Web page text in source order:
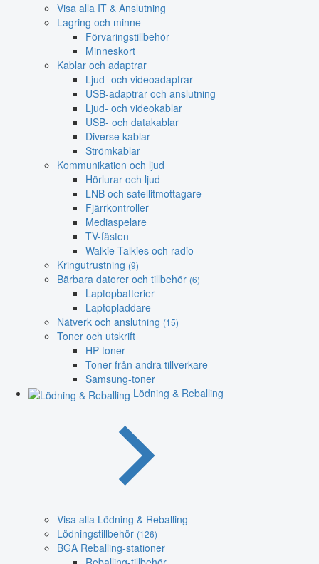
Visa alla IT & Anslutning
Lagring och minne
Förvaringstillbehör
Minneskort
Kablar och adaptrar
Ljud- och videoadaptrar
USB-adaptrar och anslutning
Ljud- och videokablar
USB- och datakablar
Diverse kablar
Strömkablar
Kommunikation och ljud
Hörlurar och ljud
LNB och satellitmottagare
Fjärrkontroller
Mediaspelare
TV-fästen
Walkie Talkies och radio
Kringutrustning (9)
Bärbara datorer och tillbehör (6)
Laptopbatterier
Laptopladdare
Nätverk och anslutning (15)
Toner och utskrift
HP-toner
Toner från andra tillverkare
Samsung-toner
Lödning & Reballing
Visa alla Lödning & Reballing
Lödningstillbehör (126)
BGA Reballing-stationer